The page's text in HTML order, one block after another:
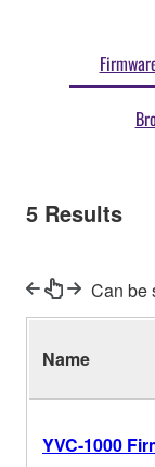
5 Results
Can be
Name
YVC-1000